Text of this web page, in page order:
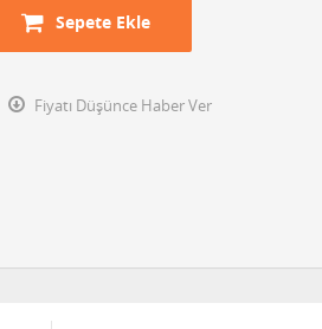
Sepete Ekle
Fiyatı Düşünce Haber Ver